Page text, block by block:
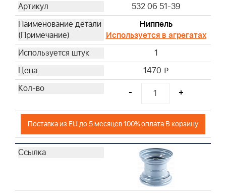
532 06 51-39
Ниппель
Используется в агрегатах
1
1470 i
- +
Поставка из EU до 5 месяцев 100% оплата В корзину